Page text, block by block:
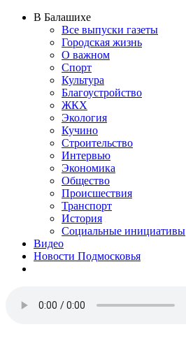
В Балашихе
Все выпуски газеты
Городская жизнь
О важном
Спорт
Культура
Благоустройство
ЖКХ
Экология
Кучино
Строительство
Интервью
Экономика
Общество
Происшествия
Транспорт
История
Социальные инициативы
Видео
Новости Подмосковья